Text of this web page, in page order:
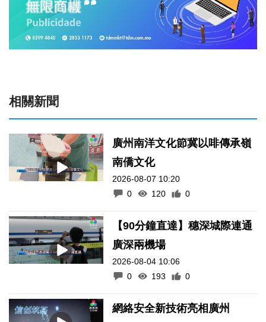
相關新聞
廣州南洋文化節冀以啡傳承嶺
南僑文化
2026-08-07 10:20
0
120 0
【90分鐘直達】穗深城際連通
廣深兩機場
2026-08-04 10:06
0
193 0
網絡安全新技術亮相廣州